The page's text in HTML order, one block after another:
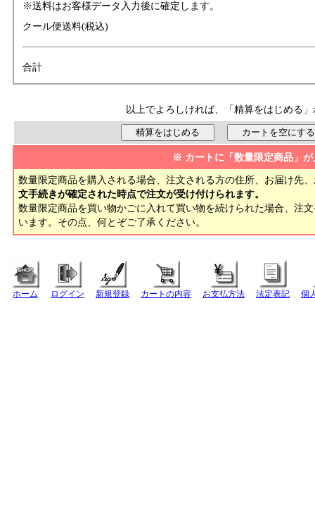
※送料はお客様データ入力後に確定します。
クール便送料(税込)
合計
以上でよろしければ、「精算をはじめる
※ カートに「数量限定商品」
数量限定商品を購入される場合、注文される方の住所、お届け先
文手続きが確定された時点で注文が受け付けられます。
数量限定商品を買い物かごに入れて買い物を続けられた場合、注
います。その点、何とぞご了承ください。
ホーム ログイン 新規登録 カートの内容 お支払方法 法定表記 個